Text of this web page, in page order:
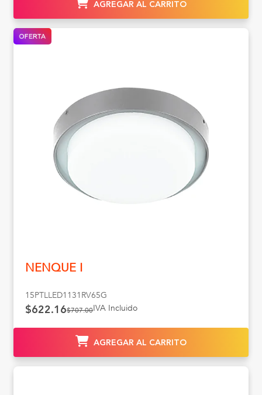
AGREGAR AL CARRITO
NENQUE I
15PTLLED1131RV65G
$622.16$707.00IVA Incluido
AGREGAR AL CARRITO